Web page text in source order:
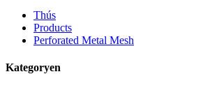
Thús
Products
Perforated Metal Mesh
Kategoryen